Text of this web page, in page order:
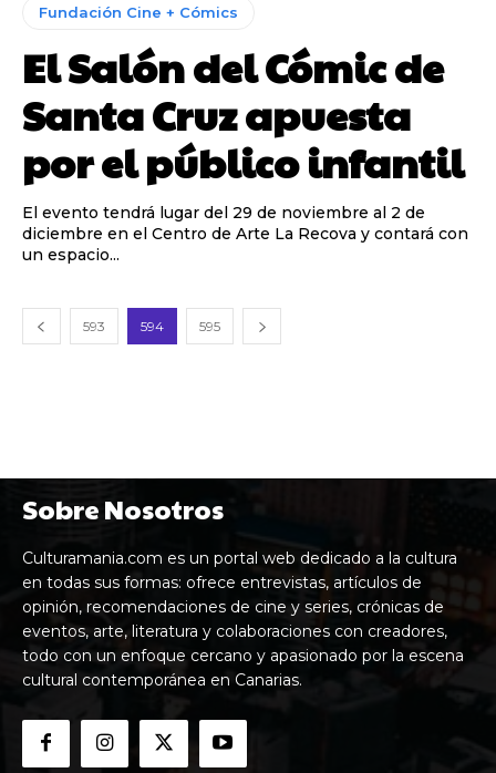
Fundación Cine + Cómics
El Salón del Cómic de
Santa Cruz apuesta
por el público infantil
El evento tendrá lugar del 29 de noviembre al 2 de
diciembre en el Centro de Arte La Recova y contará con
un espacio...
593 594 595
Sobre Nosotros
Culturamania.com es un portal web dedicado a la cultura
en todas sus formas: ofrece entrevistas, artículos de
opinión, recomendaciones de cine y series, crónicas de
eventos, arte, literatura y colaboraciones con creadores,
todo con un enfoque cercano y apasionado por la escena
cultural contemporánea en Canarias.